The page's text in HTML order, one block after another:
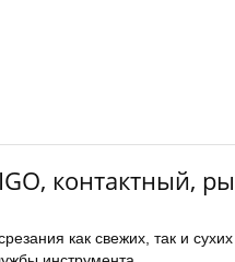
контактный,
как свежих, так и